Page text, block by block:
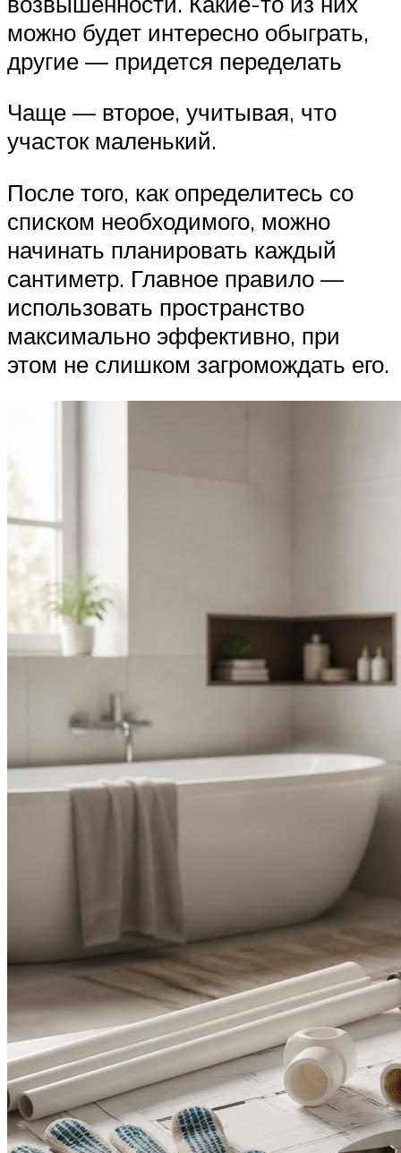
можно будет интересно обыграть,
другие — придется переделать
Чаще — второе, учитывая, что
участок маленький.
После того, как определитесь со
списком необходимого, можно
начинать планировать каждый
сантиметр. Главное правило —
использовать пространство
максимально эффективно, при
этом не слишком загромождать его.